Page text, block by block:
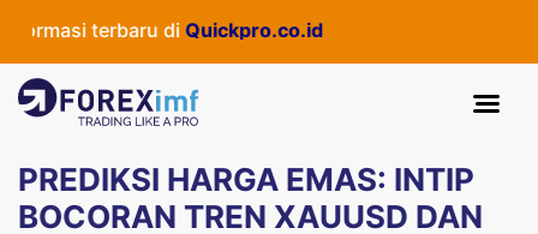
terbaru diQuickpro.co.id
PREDIKSI HARGA EMAS: INTIP
BOCORAN TREN XAUUSD DAN